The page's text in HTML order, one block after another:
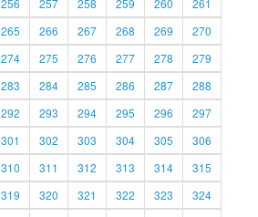
256 257 258 259 260
261
265 266 267 268 269
270
274 275 276 277 278
279
283 284 285 286 287
288
292 293 294 295 296
297
301 302 303 304 305
306
310 311 312 313 314
315
319 320 321 322 323
324